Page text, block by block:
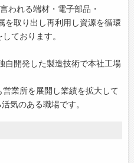
われる端材・電子部品・
を取り出し再利用し資源を循環
ております。
自開発した製造技術で本社工場
業所を展開し業績を拡大して
気のある職場です。